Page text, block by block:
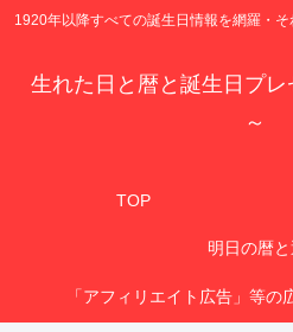
1920年以降すべての誕生日情報を網羅・
生れた日と暦と誕生日プ
～
TOP
明日の暦
「アフィリエイト広告」等の